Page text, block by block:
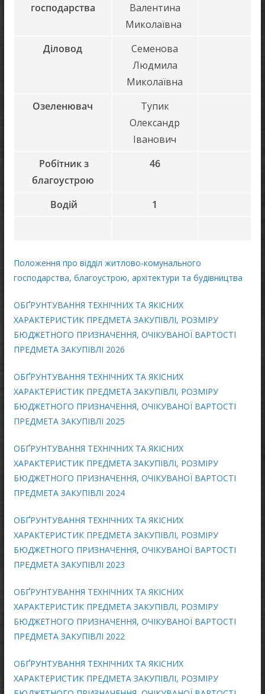
господарства
Валентина
Миколаївна
Діловод
Семенова
Людмила
Миколаївна
Озеленювач
Тупик
Олександр
Іванович
Робітник з
благоустрою
46
Водій 1
Положення про відділ житлово-комунального
господарства, благоустрою, архітектури та будівництва
ОБҐРУНТУВАННЯ ТЕХНІЧНИХ ТА ЯКІСНИХ
ХАРАКТЕРИСТИК ПРЕДМЕТА ЗАКУПІВЛІ, РОЗМІРУ
БЮДЖЕТНОГО ПРИЗНАЧЕННЯ, ОЧІКУВАНОЇ ВАРТОСТІ
ПРЕДМЕТА ЗАКУПІВЛІ 2026
ОБҐРУНТУВАННЯ ТЕХНІЧНИХ ТА ЯКІСНИХ
ХАРАКТЕРИСТИК ПРЕДМЕТА ЗАКУПІВЛІ, РОЗМІРУ
БЮДЖЕТНОГО ПРИЗНАЧЕННЯ, ОЧІКУВАНОЇ ВАРТОСТІ
ПРЕДМЕТА ЗАКУПІВЛІ 2025
ОБҐРУНТУВАННЯ ТЕХНІЧНИХ ТА ЯКІСНИХ
ХАРАКТЕРИСТИК ПРЕДМЕТА ЗАКУПІВЛІ, РОЗМІРУ
БЮДЖЕТНОГО ПРИЗНАЧЕННЯ, ОЧІКУВАНОЇ ВАРТОСТІ
ПРЕДМЕТА ЗАКУПІВЛІ 2024
ОБҐРУНТУВАННЯ ТЕХНІЧНИХ ТА ЯКІСНИХ
ХАРАКТЕРИСТИК ПРЕДМЕТА ЗАКУПІВЛІ, РОЗМІРУ
БЮДЖЕТНОГО ПРИЗНАЧЕННЯ, ОЧІКУВАНОЇ ВАРТОСТІ
ПРЕДМЕТА ЗАКУПІВЛІ 2023
ОБҐРУНТУВАННЯ ТЕХНІЧНИХ ТА ЯКІСНИХ
ХАРАКТЕРИСТИК ПРЕДМЕТА ЗАКУПІВЛІ, РОЗМІРУ
БЮДЖЕТНОГО ПРИЗНАЧЕННЯ, ОЧІКУВАНОЇ ВАРТОСТІ
ПРЕДМЕТА ЗАКУПІВЛІ 2022
ОБҐРУНТУВАННЯ ТЕХНІЧНИХ ТА ЯКІСНИХ
ХАРАКТЕРИСТИК ПРЕДМЕТА ЗАКУПІВЛІ, РОЗМІРУ